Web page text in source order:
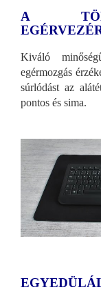
A
Kiváló
egérmozgás
súrlódást az
pontos és sima.